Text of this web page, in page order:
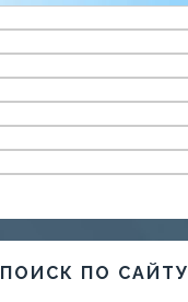
ПОИСК ПО САЙТУ